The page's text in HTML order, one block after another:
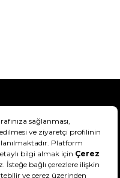
Bilgisi
& Koşullar